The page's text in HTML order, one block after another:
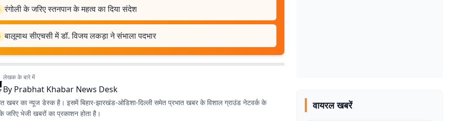
रंगोली के जरिए स्तनपान के महत्व का दिया संदेश
बालूमाथ सीएचसी में डॉ. विजय लकड़ा ने संभाला पदभार
लेखक के बारे में
By Prabhat Khabar News Desk
खबर का न्यूज डेस्क है। इसमें बिहार-झारखंड-ओडिशा-दिल्‍ली समेत प्रभात खबर के विशाल ग्राउंड नेटवर्क के
के जरिए भेजी खबरों का प्रकाशन होता है।
वायरल खबरें